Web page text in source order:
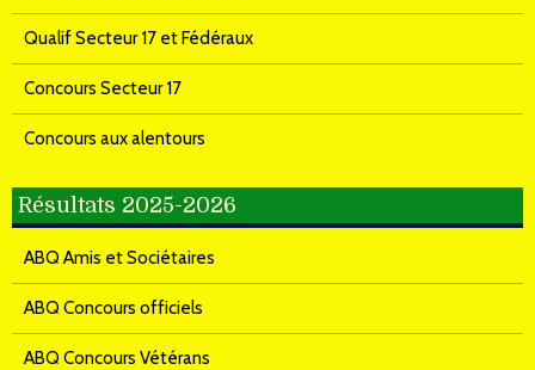
Qualif Secteur 17 et Fédéraux
Concours Secteur 17
Concours aux alentours
Résultats 2025-2026
ABQ Amis et Sociétaires
ABQ Concours officiels
ABQ Concours Vétérans